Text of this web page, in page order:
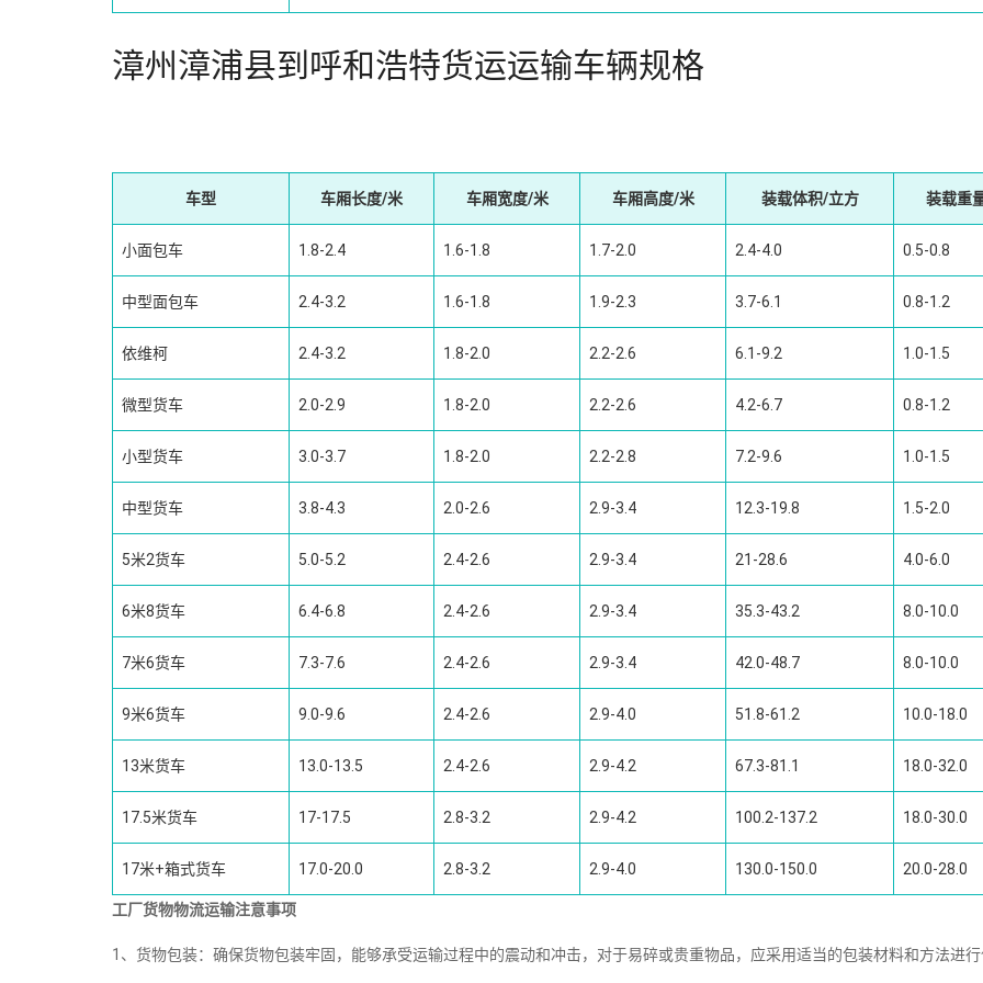
漳州漳浦县到呼和浩特货运运输车辆规格
车型 车厢长度/米 车厢宽度/米 车厢高度/米 装载体积/立方 装载重
小面包车 1.8-2.4 1.6-1.8 1.7-2.0 2.4-4.0 0.5-0.8
中型面包车 2.4-3.2 1.6-1.8 1.9-2.3 3.7-6.1 0.8-1.2
依维柯 2.4-3.2 1.8-2.0 2.2-2.6 6.1-9.2 1.0-1.5
微型货车 2.0-2.9 1.8-2.0 2.2-2.6 4.2-6.7 0.8-1.2
小型货车 3.0-3.7 1.8-2.0 2.2-2.8 7.2-9.6 1.0-1.5
中型货车 3.8-4.3 2.0-2.6 2.9-3.4 12.3-19.8 1.5-2.0
5米2货车 5.0-5.2 2.4-2.6 2.9-3.4 21-28.6 4.0-6.0
6米8货车 6.4-6.8 2.4-2.6 2.9-3.4 35.3-43.2 8.0-10.0
7米6货车 7.3-7.6 2.4-2.6 2.9-3.4 42.0-48.7 8.0-10.0
9米6货车 9.0-9.6 2.4-2.6 2.9-4.0 51.8-61.2 10.0-18.0
13米货车 13.0-13.5 2.4-2.6 2.9-4.2 67.3-81.1 18.0-32.0
17.5米货车 17-17.5 2.8-3.2 2.9-4.2 100.2-137.2 18.0-30.0
17米+箱式货车 17.0-20.0 2.8-3.2 2.9-4.0 130.0-150.0 20.0-28.0
工厂货物物流运输注意事项
1、货物包装：确保货物包装牢固，能够承受运输过程中的震动和冲击，对于易碎或贵重物品，应采用适当的包装材料和方法进